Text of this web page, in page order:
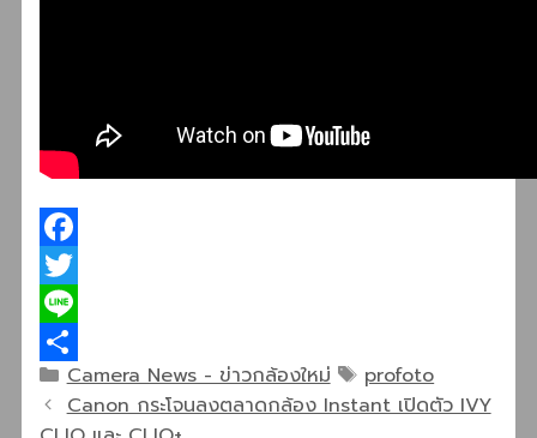
Facebook
Twitter
Line
ShareCategories
Camera News - ข่าวกล้องใหม่ Tags
profoto
Canon กระโจนลงตลาดกล้อง Instant เปิดตัว IVY